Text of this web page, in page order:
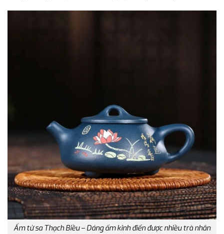
Ấm tử sa Thạch Biều – Dáng ấm kinh điển được nhiều trà nhân